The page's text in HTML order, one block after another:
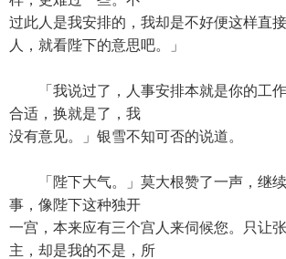
过此人是我安排的，我却是不好便这样直
人，就看陛下的意思吧。」
「我说过了，人事安排本就是你的工作
合适，换就是了，我
没有意见。」银雪不知可否的说道。
「陛下大气。」莫大根赞了一声，继续
事，像陛下这种独开
一宫，本来应有三个宫人来伺候您。只让
主，却是我的不是，所